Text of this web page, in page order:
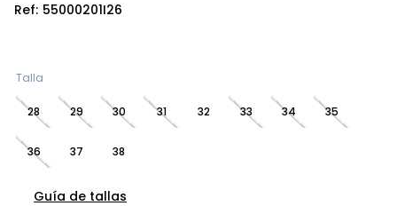
55000201I26
Talla
28 29 30 31 32 33 34 35
36 37 38
Guía de tallas
zapatos niña
10. disney